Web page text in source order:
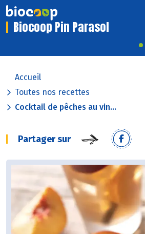
Biocoop Pin Parasol
Accueil
Toutes nos recettes
Cocktail de pêches au vin...
Partager sur